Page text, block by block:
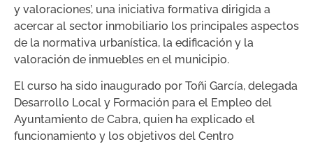
y valoraciones’, una iniciativa formativa dirigida a
acercar al sector inmobiliario los principales aspectos
de la normativa urbanística, la edificación y la
valoración de inmuebles en el municipio.
El curso ha sido inaugurado por Toñi García, delegada
Desarrollo Local y Formación para el Empleo del
Ayuntamiento de Cabra, quien ha explicado el
funcionamiento y los objetivos del Centro